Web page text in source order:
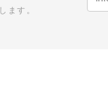
がとうございます！
ます。